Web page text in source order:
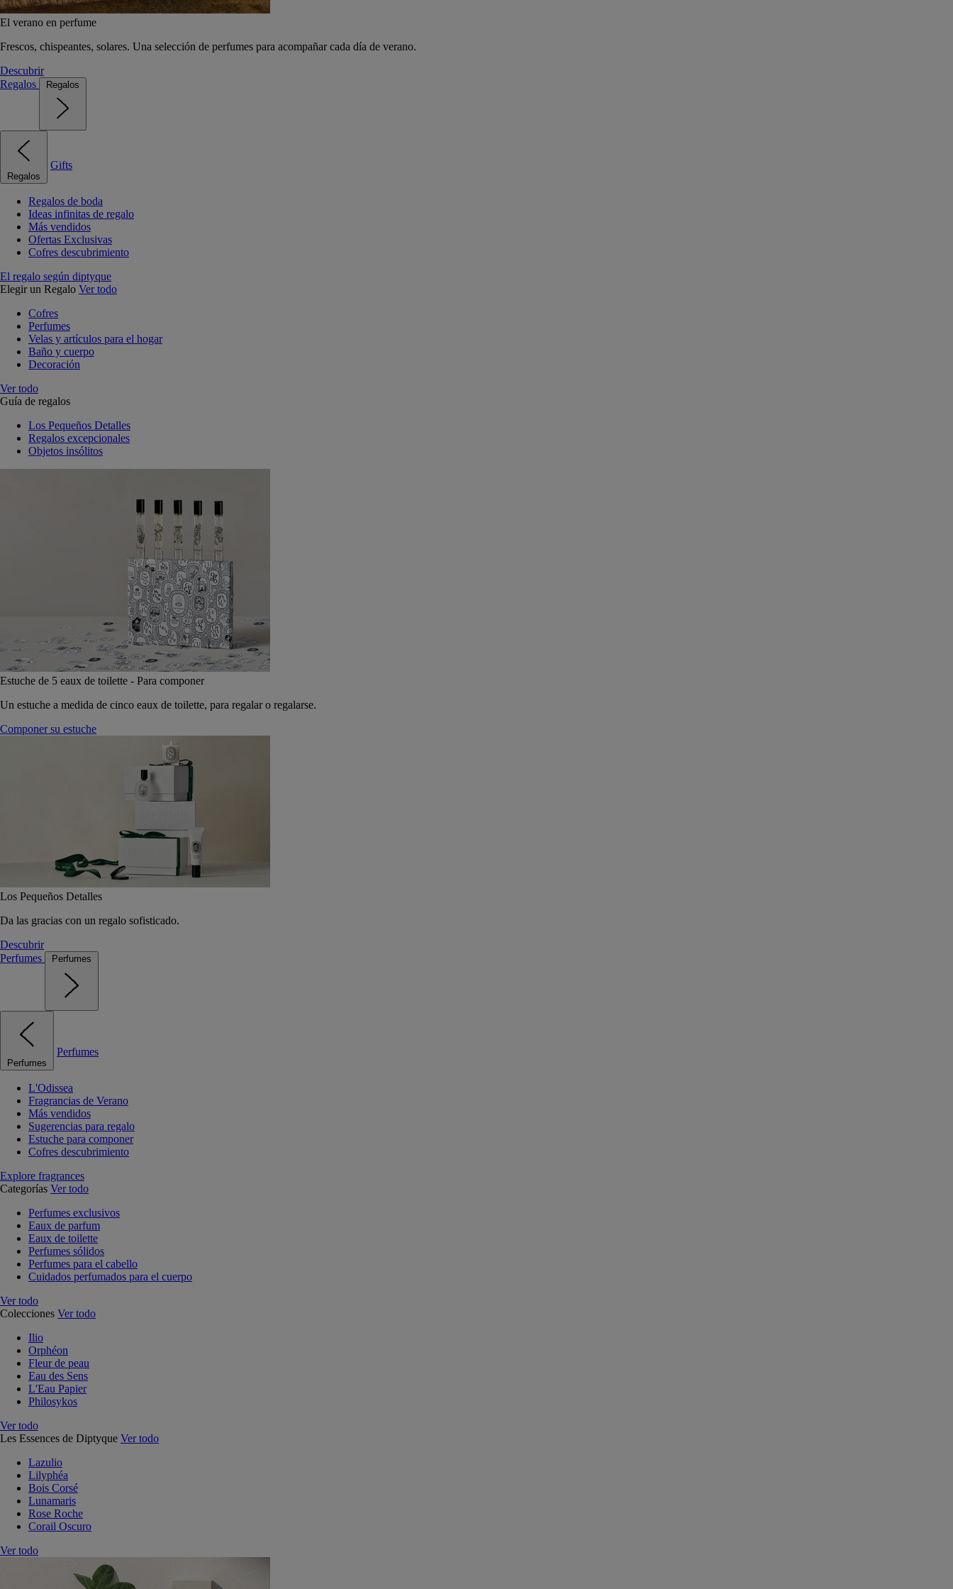
El verano en perfume
Frescos, chispeantes, solares. Una selección de perfumes para acompañar cada día de verano.
Descubrir
Regalos
Regalos
Regalos
Gifts
Regalos de boda
Ideas infinitas de regalo
Más vendidos
Ofertas Exclusivas
Cofres descubrimiento
El regalo según diptyque
Elegir un Regalo Ver todo
Cofres
Perfumes
Velas y artículos para el hogar
Baño y cuerpo
Decoración
Ver todo
Guía de regalos
Los Pequeños Detalles
Regalos excepcionales
Objetos insólitos
Estuche de 5 eaux de toilette - Para componer
Un estuche a medida de cinco eaux de toilette, para regalar o regalarse.
Componer su estuche
Los Pequeños Detalles
Da las gracias con un regalo sofisticado.
Descubrir
Perfumes
Perfumes
Perfumes
Perfumes
L'Odissea
Fragrancias de Verano
Más vendidos
Sugerencias para regalo
Estuche para componer
Cofres descubrimiento
Explore fragrances
Categorías Ver todo
Perfumes exclusivos
Eaux de parfum
Eaux de toilette
Perfumes sólidos
Perfumes para el cabello
Cuidados perfumados para el cuerpo
Ver todo
Colecciones Ver todo
Ilio
Orphéon
Fleur de peau
Eau des Sens
L'Eau Papier
Philosykos
Ver todo
Les Essences de Diptyque Ver todo
Lazulio
Lilyphéa
Bois Corsé
Lunamaris
Rose Roche
Corail Oscuro
Ver todo